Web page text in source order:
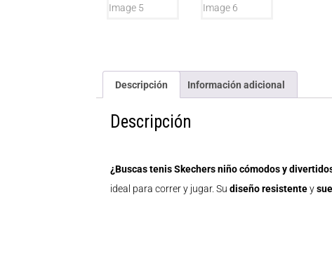
Descripción Información adicional
Descripción
¿Buscas tenis Skechers niño cómodos y
ideal para correr y jugar. Su diseño resistentey